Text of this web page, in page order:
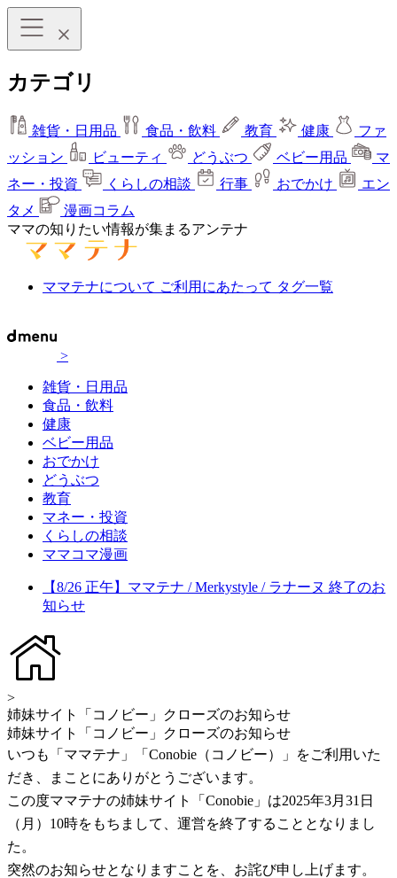
カテゴリ
雑貨・日用品 食品・飲料 教育 健康
ファ
ッション
ビューティ どうぶつ ベビー用品
マ
ネー・投資
くらしの相談 行事 おでかけ
エン
タメ
漫画コラム
ママの知りたい情報が集まるアンテナ
ママテナについて ご利用にあたって タグ一覧
>
雑貨・日用品
食品・飲料
健康
ベビー用品
おでかけ
どうぶつ
教育
マネー・投資
くらしの相談
ママコマ漫画
【8/26 正午】ママテナ / Merkystyle / ラナーヌ 終了のお
知らせ
>
姉妹サイト「コノビー」クローズのお知らせ
姉妹サイト「コノビー」クローズのお知らせ
いつも「ママテナ」「Conobie（コノビー）」をご利用いた
だき、まことにありがとうございます。
この度ママテナの姉妹サイト「Conobie」は2025年3月31日
（月）10時をもちまして、運営を終了することとなりまし
た。
突然のお知らせとなりますことを、お詫び申し上げます。